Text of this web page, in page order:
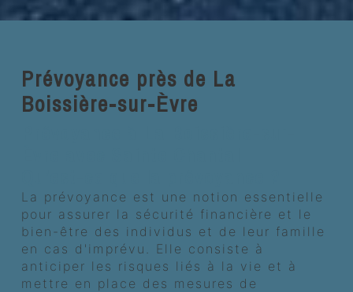
Prévoyance près de La
Boissière-sur-Èvre
La prévoyance est une notion essentielle
pour assurer la sécurité financière et le
bien-être des individus et de leur famille
en cas d'imprévu. Elle consiste à
anticiper les risques liés à la vie et à
mettre en place des mesures de